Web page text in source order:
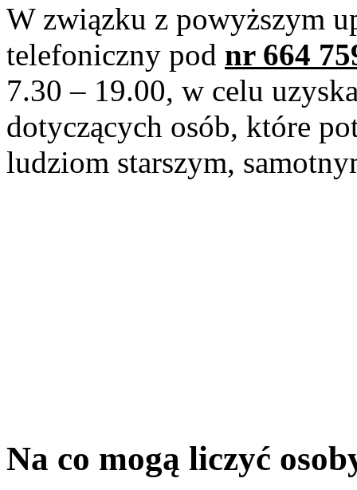
W związku z powyższym
telefoniczny pod nr 664
7.30 – 19.00, w celu
dotyczących osób, które
ludziom starszym,
Na co mogą liczyć